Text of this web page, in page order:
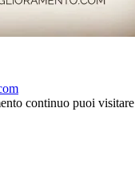
continuo puoi visitare